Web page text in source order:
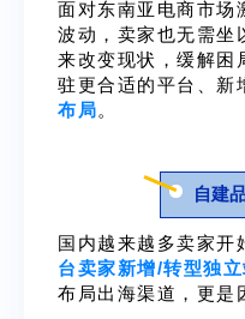
面对东南亚电商市场
波动，卖家也无需坐
来改变现状，缓解困
驻更合适的平台、新
布局。
自建
国内越来越多卖家开
台卖家新增/转型独
布局出海渠道，更是